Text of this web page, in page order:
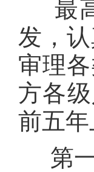
最高
发，
审理
方各
前五年
第一